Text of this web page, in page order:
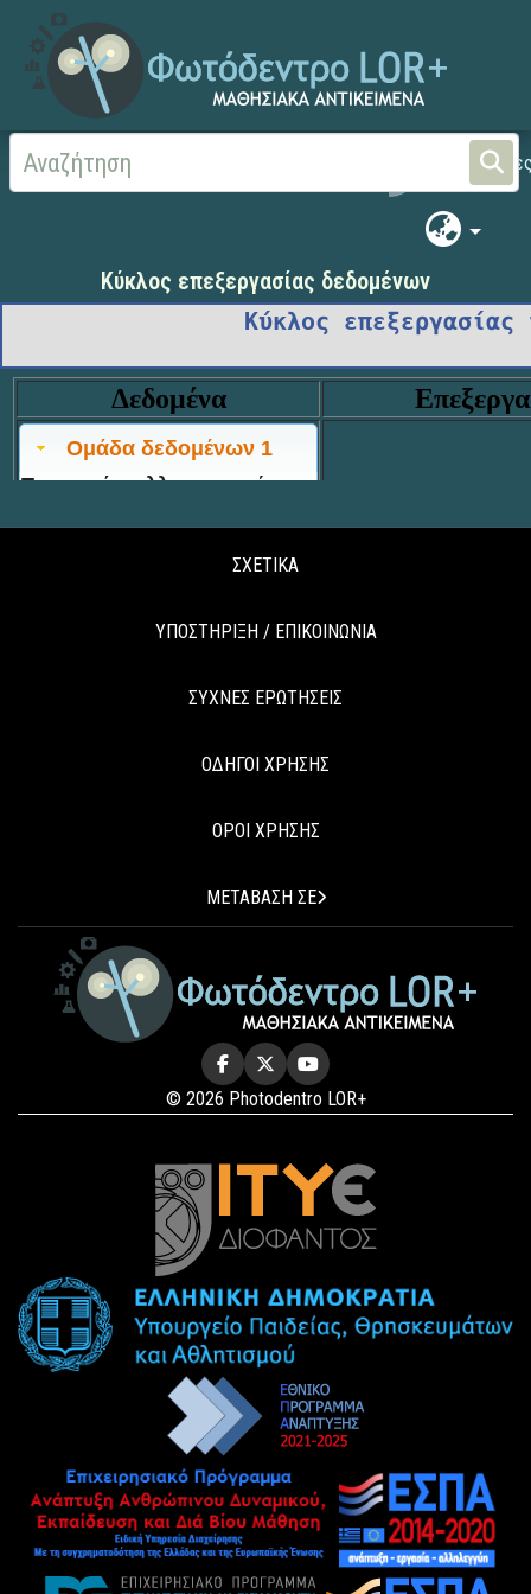
Αρχική
Κύκλος επεξεργασίας δεδομένων
ΣΧΕΤΙΚΑ
ΥΠΟΣΤΗΡΙΞΗ / ΕΠΙΚΟΙΝΩΝΙΑ
ΣΥΧΝΕΣ ΕΡΩΤΗΣΕΙΣ
ΟΔΗΓΟΙ ΧΡΗΣΗΣ
ΟΡΟΙ ΧΡΗΣΗΣ
ΜΕΤΑΒΑΣΗ ΣΕ
© 2026 Photodentro LOR+